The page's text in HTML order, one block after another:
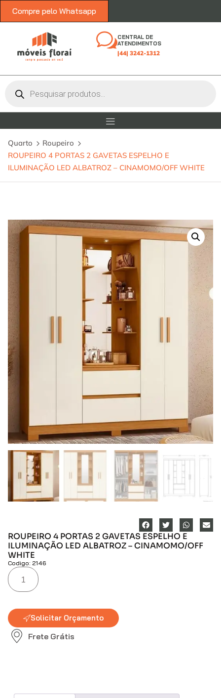
Compre pelo Whatsapp
CENTRAL DE
ATENDIMENTOS
|44| 3242-1312
Quarto
Roupeiro
ROUPEIRO 4 PORTAS 2 GAVETAS ESPELHO E
ILUMINAÇÃO LED ALBATROZ – CINAMOMO/OFF WHITE
ROUPEIRO 4 PORTAS 2 GAVETAS ESPELHO E
ILUMINAÇÃO LED ALBATROZ – CINAMOMO/OFF
WHITE
Codigo: 2146
Solicitar Orçamento
Frete Grátis